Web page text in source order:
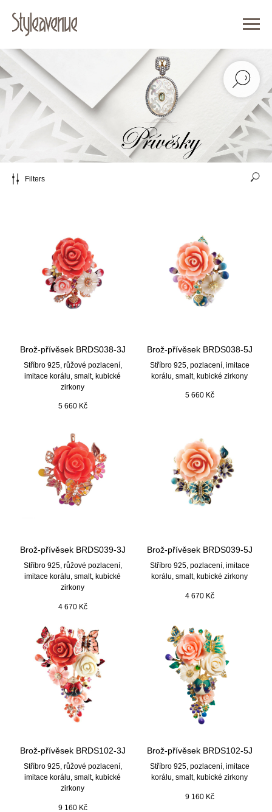
Filters
Brož-přívěsek BRDS038-3J
Stříbro 925, růžové pozlacení,
imitace korálu, smalt, kubické
zirkony
5 660 Kč
Brož-přívěsek BRDS038-5J
Stříbro 925, pozlacení, imitace
korálu, smalt, kubické zirkony
5 660 Kč
Brož-přívěsek BRDS039-3J
Stříbro 925, růžové pozlacení,
imitace korálu, smalt, kubické
zirkony
4 670 Kč
Brož-přívěsek BRDS039-5J
Stříbro 925, pozlacení, imitace
korálu, smalt, kubické zirkony
4 670 Kč
Brož-přívěsek BRDS102-3J
Stříbro 925, růžové pozlacení,
imitace korálu, smalt, kubické
zirkony
9 160 Kč
Brož-přívěsek BRDS102-5J
Stříbro 925, pozlacení, imitace
korálu, smalt, kubické zirkony
9 160 Kč